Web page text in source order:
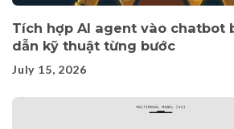
Tích hợp AI agent vào chatbot
dẫn kỹ thuật từng bước
July 15, 2026